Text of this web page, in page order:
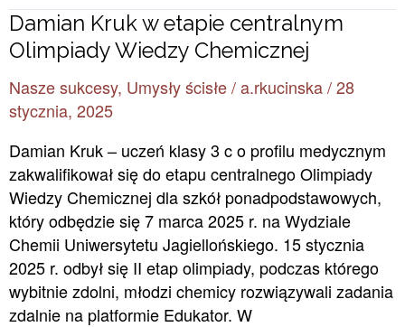
Damian Kruk w etapie centralnym
Olimpiady Wiedzy Chemicznej
Nasze sukcesy, Umysły ścisłe/a.rkucinska/28
stycznia, 2025
Damian Kruk – uczeń klasy 3 c o profilu medycznym
zakwalifikował się do etapu centralnego Olimpiady
Wiedzy Chemicznej dla szkół ponadpodstawowych,
który odbędzie się 7 marca 2025 r. na Wydziale
Chemii Uniwersytetu Jagiellońskiego. 15 stycznia
2025 r. odbył się II etap olimpiady, podczas którego
wybitnie zdolni, młodzi chemicy rozwiązywali zadania
zdalnie na platformie Edukator. W
Damian
Kruk
etapie
centralnym
Wiedzy
Chemicznej